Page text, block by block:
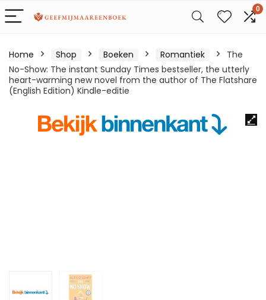
0
Home Shop Boeken Romantiek
The
No-Show: The instant Sunday Times bestseller, the utterly
heart-warming new novel from the author of The Flatshare
(English Edition) Kindle-editie